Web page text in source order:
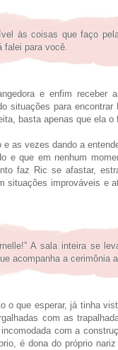
às coisas que faço
falei para você.
e enfim receber
situações para encontrar
basta apenas que ela o
as vezes dando a
e que em nenhum
faz Ric se afastar,
situações improváveis e
A sala inteira se
acompanha a cerimônia
o que esperar, já tinha
com as
com a
é dona do próprio